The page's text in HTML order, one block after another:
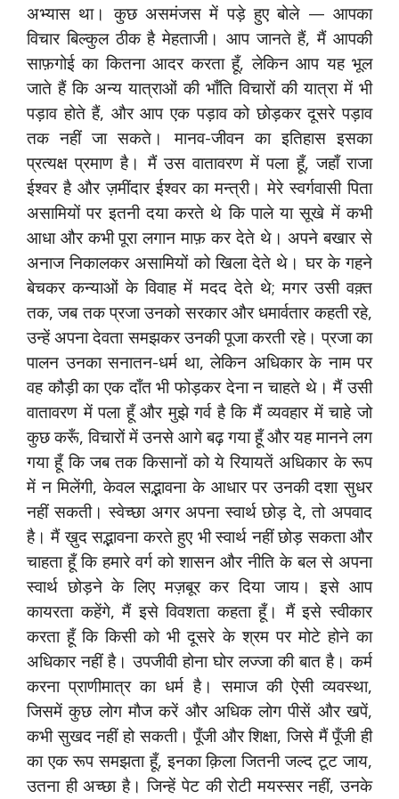
अभ्यास था। कुछ असमंजस में पड़े हुए बोले — आपका
विचार बिल्कुल ठीक है मेहताजी। आप जानते हैं, मैं आपकी
साफ़गोई का कितना आदर करता हूँ, लेकिन आप यह भूल
जाते हैं कि अन्य यात्राओं की भाँति विचारों की यात्रा में भी
पड़ाव होते हैं, और आप एक पड़ाव को छोड़कर दूसरे पड़ाव
तक नहीं जा सकते। मानव-जीवन का इतिहास इसका
प्रत्यक्ष प्रमाण है। मैं उस वातावरण में पला हूँ, जहाँ राजा
ईश्वर है और ज़मींदार ईश्वर का मन्त्री। मेरे स्वर्गवासी पिता
असामियों पर इतनी दया करते थे कि पाले या सूखे में कभी
आधा और कभी पूरा लगान माफ़ कर देते थे। अपने बखार से
अनाज निकालकर असामियों को खिला देते थे। घर के गहने
बेचकर कन्याओं के विवाह में मदद देते थे; मगर उसी वक़्त
तक, जब तक प्रजा उनको सरकार और धमार्वतार कहती रहे,
उन्हें अपना देवता समझकर उनकी पूजा करती रहे। प्रजा का
पालन उनका सनातन-धर्म था, लेकिन अधिकार के नाम पर
वह कौड़ी का एक दाँत भी फोड़कर देना न चाहते थे। मैं उसी
वातावरण में पला हूँ और मुझे गर्व है कि मैं व्यवहार में चाहे जो
कुछ करूँ, विचारों में उनसे आगे बढ़ गया हूँ और यह मानने लग
गया हूँ कि जब तक किसानों को ये रियायतें अधिकार के रूप
में न मिलेंगी, केवल सद्भावना के आधार पर उनकी दशा सुधर
नहीं सकती। स्वेच्छा अगर अपना स्वार्थ छोड़ दे, तो अपवाद
है। मैं ख़ुद सद्भावना करते हुए भी स्वार्थ नहीं छोड़ सकता और
चाहता हूँ कि हमारे वर्ग को शासन और नीति के बल से अपना
स्वार्थ छोड़ने के लिए मज़बूर कर दिया जाय। इसे आप
कायरता कहेंगे, मैं इसे विवशता कहता हूँ। मैं इसे स्वीकार
करता हूँ कि किसी को भी दूसरे के श्रम पर मोटे होने का
अधिकार नहीं है। उपजीवी होना घोर लज्जा की बात है। कर्म
करना प्राणीमात्र का धर्म है। समाज की ऐसी व्यवस्था,
जिसमें कुछ लोग मौज करें और अधिक लोग पीसें और खपें,
कभी सुखद नहीं हो सकती। पूँजी और शिक्षा, जिसे मैं पूँजी ही
का एक रूप समझता हूँ, इनका क़िला जितनी जल्द टूट जाय,
उतना ही अच्छा है। जिन्हें पेट की रोटी मयस्सर नहीं, उनके